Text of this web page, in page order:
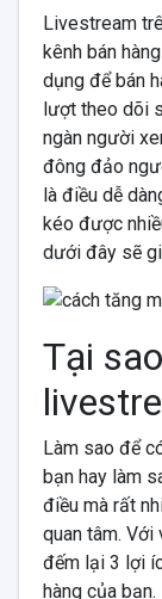
Livestream
kênh bán
dụng để bán
lượt theo dõi
ngàn người
đông đảo
là điều dễ
kéo được
dưới đây sẽ
Tại
Làm sao để
bạn hay làm
điều mà rất
quan tâm.
đếm lại 3 lợi
hàng của bạn.